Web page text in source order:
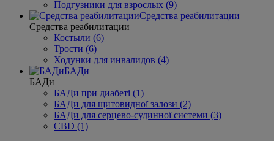
Подгузники для взрослых (9)
Средства реабилитации
Средства реабилитации
Костыли (6)
Трости (6)
Ходунки для инвалидов (4)
БАДи
БАДи
БАДи при диабеті (1)
БАДи для щитовидної залози (2)
БАДи для серцево-судинної системи (3)
CBD (1)